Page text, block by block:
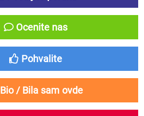
Ocenite nas
Pohvalite
Bio / Bila sam ovde